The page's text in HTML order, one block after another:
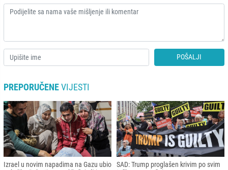
POŠALJI
PREPORUČENEVIJESTI
Izrael u novim napadima na Gazu ubio
SAD: Trump proglašen krivim po svim